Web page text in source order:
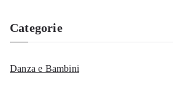
Categorie
Danza e Bambini